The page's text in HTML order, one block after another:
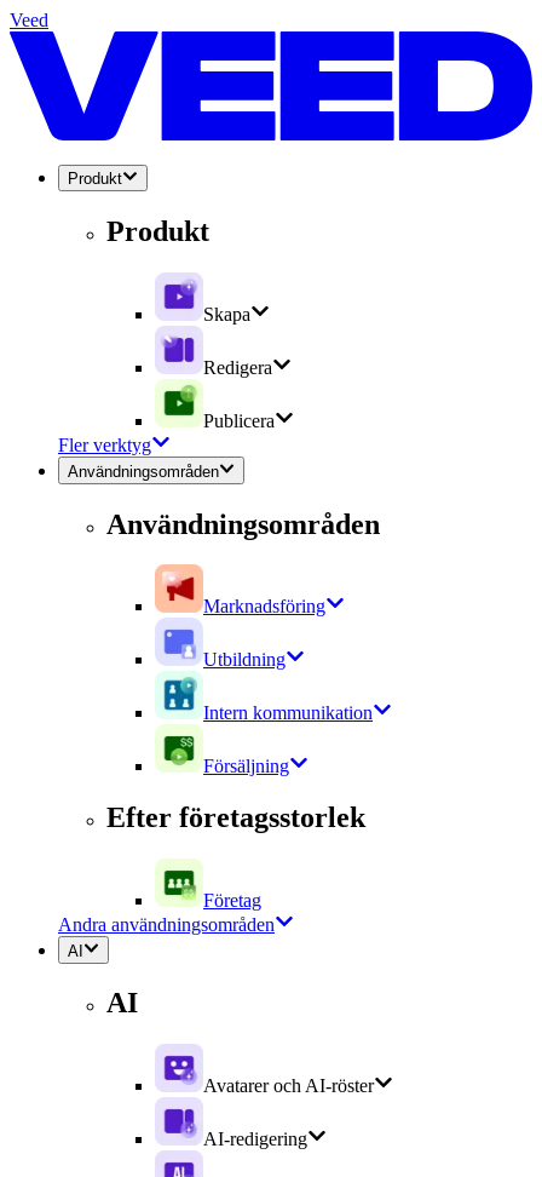
Veed
Produkt
Produkt
Skapa
Redigera
Publicera
Fler verktyg
Användningsområden
Användningsområden
Marknadsföring
Utbildning
Intern kommunikation
Försäljning
Efter företagsstorlek
Företag
Andra användningsområden
AI
AI
Avatarer och AI-röster
AI-redigering